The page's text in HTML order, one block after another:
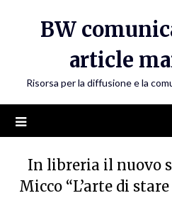
BW
article
Risorsa per la diffusione e la
In libreria il nuovo
Micco “L’arte di